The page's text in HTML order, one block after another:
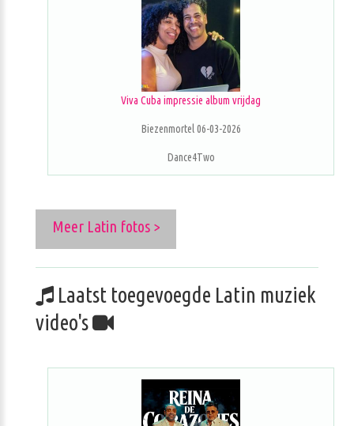
Viva Cuba impressie album vrijdag
Biezenmortel 06-03-2026
Dance4Two
Meer Latin fotos >
Laatst toegevoegde Latin muziek
video's